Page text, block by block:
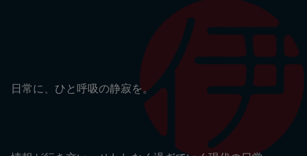
日常に、ひと呼吸の静寂を。